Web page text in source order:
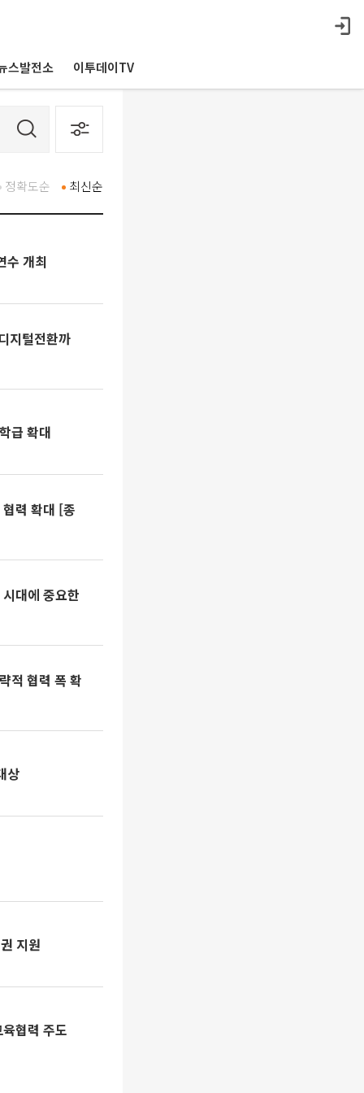
스발전소 이투데이TV
최신순
정확도순
수 개최
지털전환까
급 확대
력 확대 [종
대에 중요한
적 협력 폭 확
상
지원
협력 주도